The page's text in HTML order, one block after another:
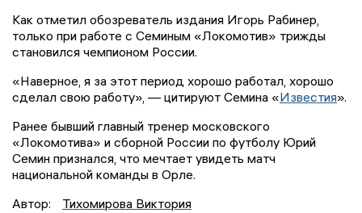
Как отметил обозреватель издания Игорь Рабинер,
только при работе с Семиным «Локомотив» трижды
становился чемпионом России.
«Наверное, я за этот период хорошо работал, хорошо
сделал свою работу», — цитируют Семина «Известия».
Ранее бывший главный тренер московского
«Локомотива» и сборной России по футболу Юрий
Семин признался, что мечтает увидеть матч
национальной команды в Орле.
Автор:
Тихомирова Виктория